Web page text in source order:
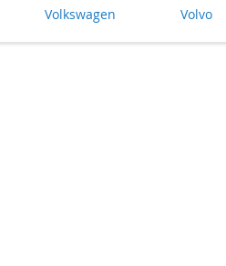
Volkswagen Volvo